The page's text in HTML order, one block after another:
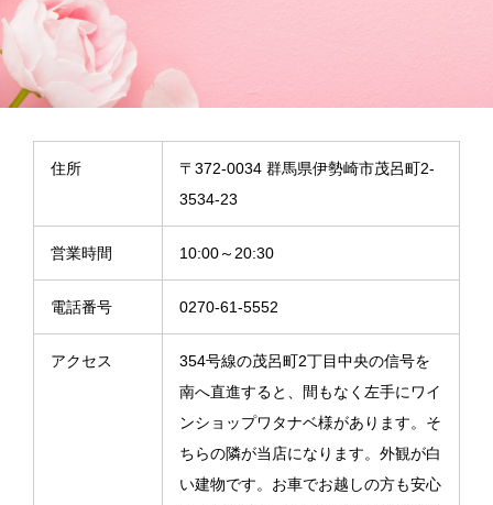
住所
〒372-0034 群馬県伊勢崎市茂呂町2-
3534-23
営業時間 10:00～20:30
電話番号 0270-61-5552
アクセス
354号線の茂呂町2丁目中央の信号を
南へ直進すると、間もなく左手にワイ
ンショップワタナベ様があります。そ
ちらの隣が当店になります。外観が白
い建物です。お車でお越しの方も安心